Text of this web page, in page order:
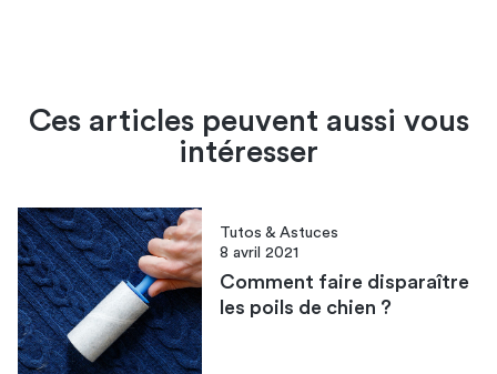
Ces articles peuvent aussi vous
intéresser
Tutos & Astuces
8 avril 2021
Comment faire disparaître
les poils de chien ?